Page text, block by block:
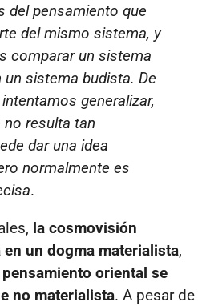
del pensamiento que
del mismo sistema, y
comparar un sistema
sistema budista. De
generalizar,
resulta tan
dar una idea
normalmente es
.
la cosmovisión
un dogma materialista,
oriental se
no materialista. A pesar de